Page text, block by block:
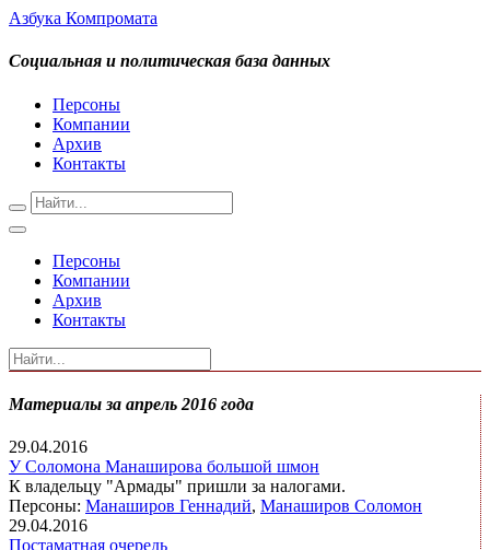
Азбука Компромата
Социальная и политическая база данных
Персоны
Компании
Архив
Контакты
Персоны
Компании
Архив
Контакты
Материалы за апрель 2016 года
29.04.2016
У Соломона Манаширова большой шмон
К владельцу "Армады" пришли за налогами.
Персоны: Манаширов Геннадий, Манаширов Соломон
29.04.2016
Постаматная очередь